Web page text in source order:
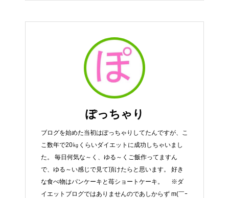
ぽっちゃり
ブログを始めた当初はぽっちゃりしてたんですが、こ
こ数年で20㎏くらいダイエットに成功しちゃいまし
た。 毎日何気な～く、ゆる～くご飯作ってますん
で、ゆる～い感じで見て頂けたらと思います。 好き
な食べ物はパンケーキと苺ショートケーキ。 ※ダ
イエットブログではありませんのであしからず m(￣ｰ